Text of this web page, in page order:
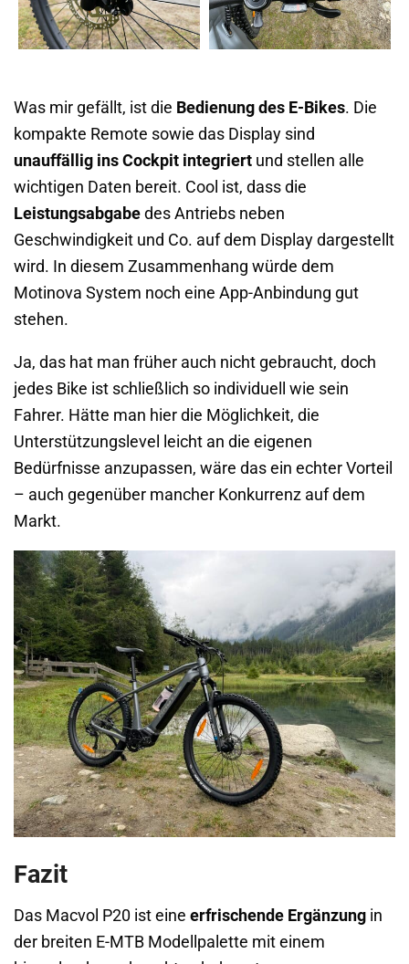
Was mir gefällt, ist die Bedienung des E-Bikes. Die
kompakte Remote sowie das Display sind
unauffällig ins Cockpit integriert und stellen alle
wichtigen Daten bereit. Cool ist, dass die
Leistungsabgabe des Antriebs neben
Geschwindigkeit und Co. auf dem Display dargestellt
wird. In diesem Zusammenhang würde dem
Motinova System noch eine App-Anbindung gut
stehen.
Ja, das hat man früher auch nicht gebraucht, doch
jedes Bike ist schließlich so individuell wie sein
Fahrer. Hätte man hier die Möglichkeit, die
Unterstützungslevel leicht an die eigenen
Bedürfnisse anzupassen, wäre das ein echter Vorteil
– auch gegenüber mancher Konkurrenz auf dem
Markt.
Fazit
Das Macvol P20 ist eine erfrischende Ergänzung in
der breiten E-MTB Modellpalette mit einem